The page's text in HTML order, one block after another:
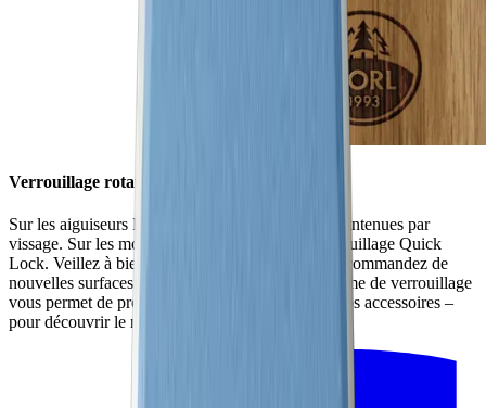
Verrouillage rotatif
Sur les aiguiseurs HORL®2, les surfaces sont maintenues par
vissage. Sur les modèles HORL®3, c'est un verrouillage Quick
Lock. Veillez à bien vérifier ce point quand vous commandez de
nouvelles surfaces d'aiguisage HORL®. Le système de verrouillage
vous permet de profiter de toutes les qualités de nos accessoires –
pour découvrir le niveau de tranchant supérieur.